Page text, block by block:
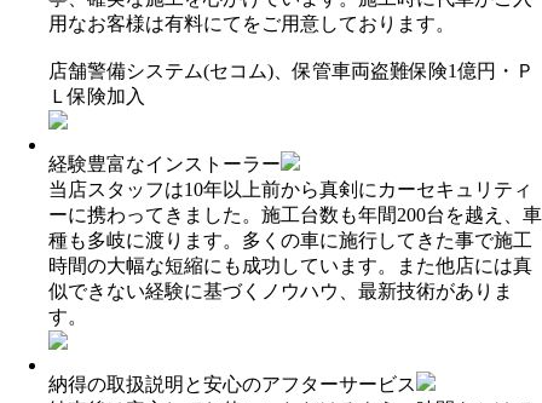
用なお客様は有料にてをご用意しております。
店舗警備システム(セコム)、保管車両盗難保険1億円・Ｐ
Ｌ保険加入
経験豊富なインストーラー
当店スタッフは10年以上前から真剣にカーセキュリティ
ーに携わってきました。施工台数も年間200台を越え、車
種も多岐に渡ります。多くの車に施行してきた事で施工
時間の大幅な短縮にも成功しています。また他店には真
似できない経験に基づくノウハウ、最新技術がありま
す。
納得の取扱説明と安心のアフターサービス